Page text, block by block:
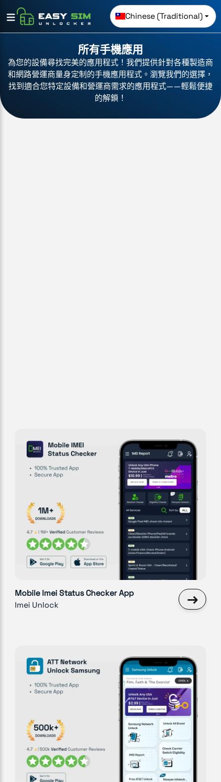
Chinese (Traditional)
所有手機應用
為您的設備尋找完美的應用程式！我們提供針對各種製造商
和網路營運商量身定制的手機應用程式。瀏覽我們的選擇，
找到適合您特定設備和營運商需求的應用程式——輕鬆便捷
的解鎖！
Mobile Imei Status Checker App
Imei Unlock
→